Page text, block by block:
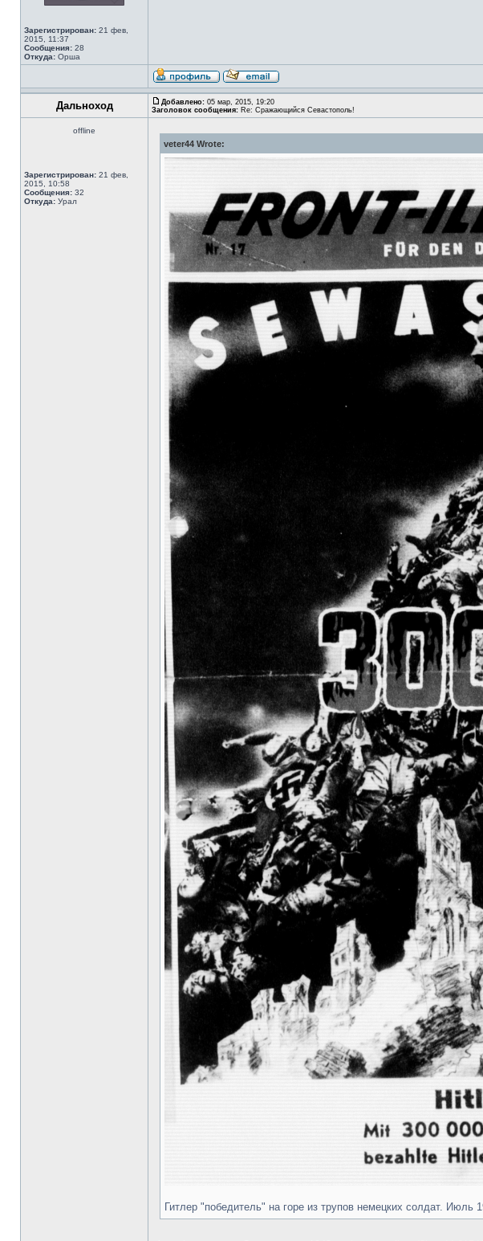
Зарегистрирован: 21 фев,
2015, 11:37
Сообщения: 28
Откуда: Орша
Дальноход Добавлено: 05 мар, 2015, 19:20
Заголовок сообщения: Re: Сражающийся Севастополь!
offline
Зарегистрирован: 21 фев,
2015, 10:58
Сообщения: 32
Откуда: Урал
veter44 Wrote:
Гитлер "победитель" на горе из трупов немецких солдат.